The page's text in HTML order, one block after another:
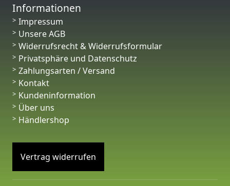
Informationen
Impressum
Unsere AGB
Widerrufsrecht & Widerrufsformular
Privatsphäre und Datenschutz
Zahlungsarten / Versand
Kontakt
Kundeninformation
Über uns
Händlershop
Vertrag widerrufen